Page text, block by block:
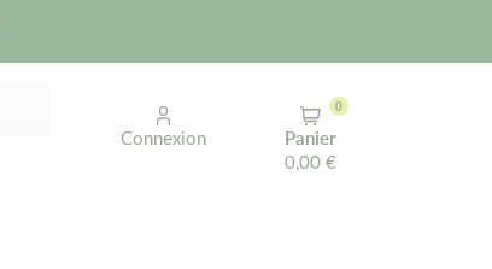
Connexion
Panier
0,00 €
0